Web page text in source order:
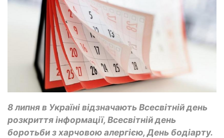
8 липня в Україні відзначають Всесвітній день
розкриття інформації, Всесвітній день
боротьби з харчовою алергією, День бодіарту.